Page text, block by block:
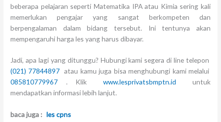
beberapa pelajaran seperti Matematika IPA atau Kimia sering kali
memerlukan pengajar yang sangat berkompeten dan
berpengalaman dalam bidang tersebut. Ini tentunya akan
mempengaruhi harga les yang harus dibayar.
Jadi, apa lagi yang ditunggu? Hubungi kami segera di line telepon
(021) 77844897 atau kamu juga bisa menghubungi kami melalui
085810779967 . Klik www.lesprivatsbmptn.id untuk
mendapatkan informasi lebih lanjut.
baca juga :les cpns